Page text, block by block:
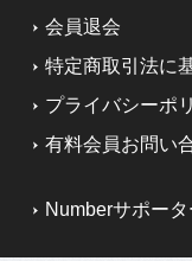
会員退会
特定商取引法に
プライバシーポ
有料会員お問い
Numberサポー